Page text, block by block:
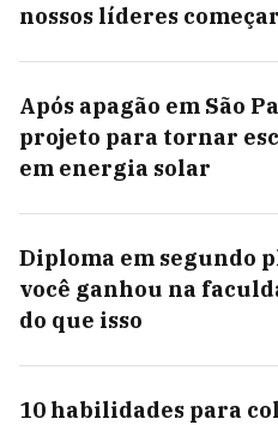
nossos líderes
Após apagão em São
projeto para tornar
em energia solar
Diploma em segundo
você ganhou na
do que isso
10 habilidades para